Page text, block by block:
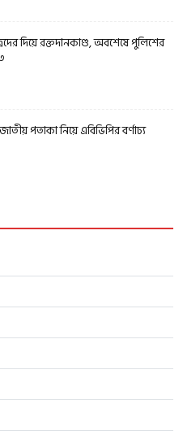
দিয়ে রক্তদানকাণ্ড, অবশেষে পুলিশের
পতাকা নিয়ে এবিভিপির বর্ণাঢ্য